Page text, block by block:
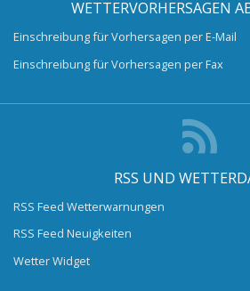
WETTERVORHERSAGEN
Einschreibung für Vorhersagen per E-Mail
Einschreibung für Vorhersagen per Fax
RSS UND
RSS Feed Wetterwarnungen
RSS Feed Neuigkeiten
Wetter Widget